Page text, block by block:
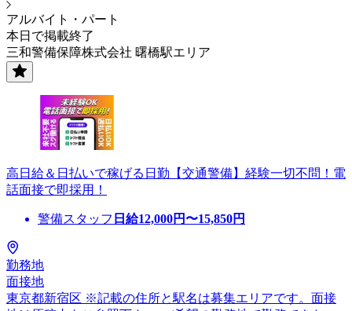
アルバイト・パート
本日で掲載終了
三和警備保障株式会社 曙橋駅エリア
高日給＆日払いで稼げる日勤【交通警備】経験一切不問！電
話面接で即採用！
警備スタッフ 日給12,000円〜15,850円
勤務地
面接地
東京都新宿区 ※記載の住所と駅名は募集エリアです。面接